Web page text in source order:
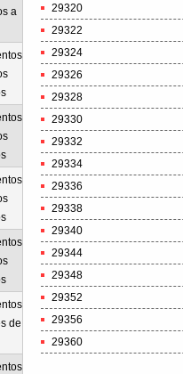
a
de
29320
29322
29324
29326
29328
29330
29332
29334
29336
29338
29340
29344
29348
29352
29356
29360